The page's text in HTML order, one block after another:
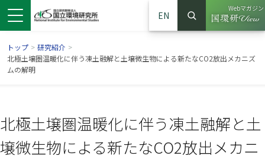
EN
サイト内検索
検索
Webマガジン
（別ウイ
トップ > 研究紹介 >
北極土壌圏温暖化に伴う凍土融解と土壌微生物による新たなCO2放出メカニズ
ムの解明
北極土壌圏温暖化に伴う凍土融解と土
壌微生物による新たなCO2放出メカニ